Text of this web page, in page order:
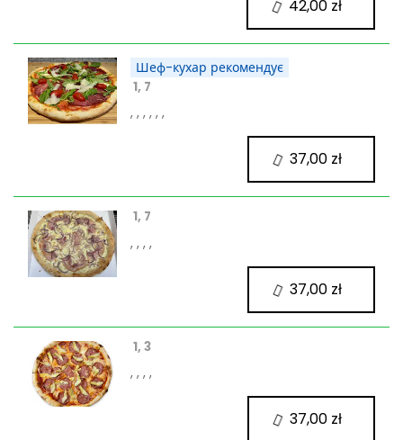
Шеф-кухар рекомендує
1, 7
, , , , , ,
1, 7
, , , ,
1, 3
, , , ,